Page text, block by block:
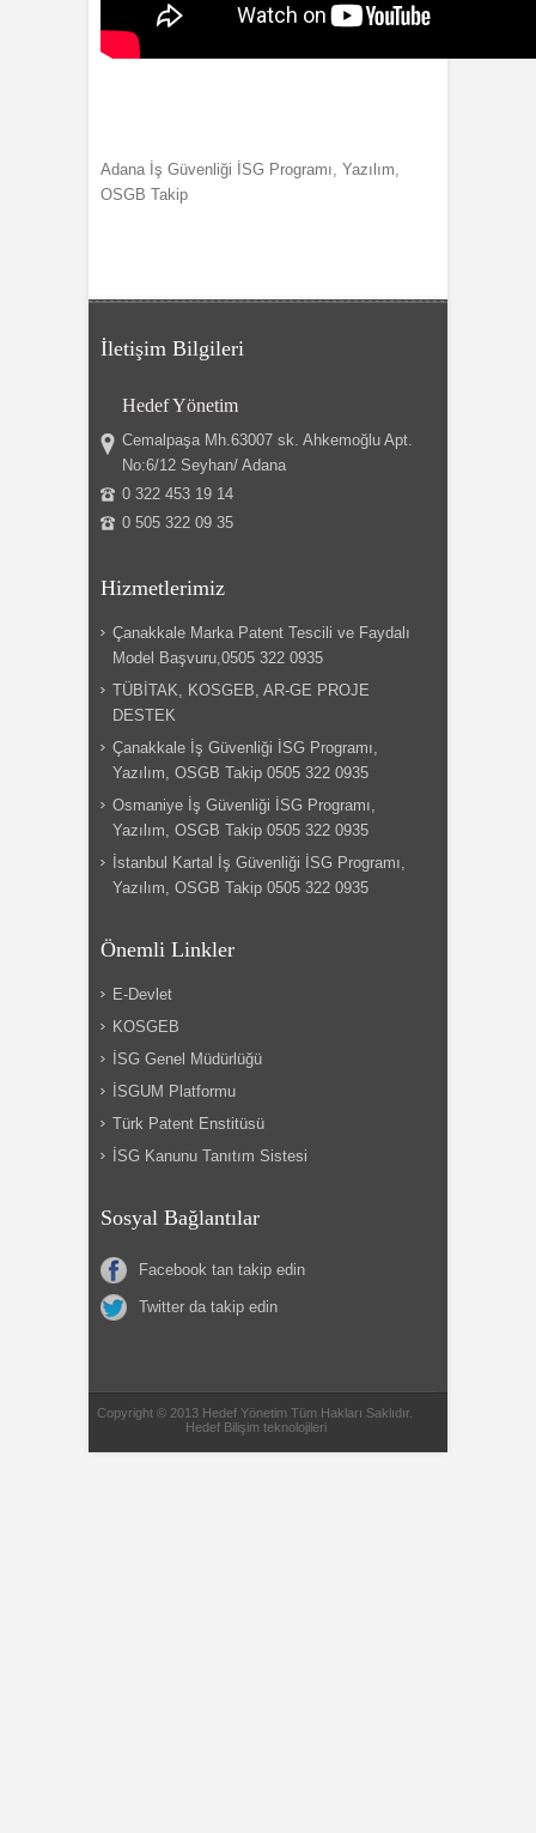
Adana İş Güvenliği İSG Programı, Yazılım,
OSGB Takip
İletişim Bilgileri
Hedef Yönetim
Cemalpaşa Mh.63007 sk. Ahkemoğlu Apt.
No:6/12 Seyhan/ Adana
0 322 453 19 14
0 505 322 09 35
Hizmetlerimiz
Çanakkale Marka Patent Tescili ve Faydalı
Model Başvuru,0505 322 0935
TÜBİTAK, KOSGEB, AR-GE PROJE
DESTEK
Çanakkale İş Güvenliği İSG Programı,
Yazılım, OSGB Takip 0505 322 0935
Osmaniye İş Güvenliği İSG Programı,
Yazılım, OSGB Takip 0505 322 0935
İstanbul Kartal İş Güvenliği İSG Programı,
Yazılım, OSGB Takip 0505 322 0935
Önemli Linkler
E-Devlet
KOSGEB
İSG Genel Müdürlüğü
İSGUM Platformu
Türk Patent Enstitüsü
İSG Kanunu Tanıtım Sistesi
Sosyal Bağlantılar
Facebook tan takip edin
Twitter da takip edin
Copyright © 2013 Hedef Yönetim Tüm Hakları Saklıdır.
Hedef Bilişim teknolojileri